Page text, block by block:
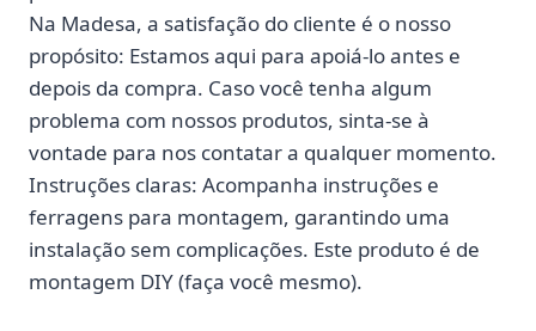
Na Madesa, a satisfação do cliente é o nosso
propósito: Estamos aqui para apoiá-lo antes e
depois da compra. Caso você tenha algum
problema com nossos produtos, sinta-se à
vontade para nos contatar a qualquer momento.
Instruções claras: Acompanha instruções e
ferragens para montagem, garantindo uma
instalação sem complicações. Este produto é de
montagem DIY (faça você mesmo).